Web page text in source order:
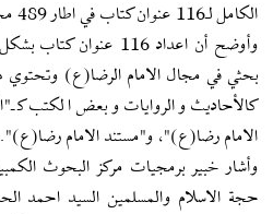
الكامل لـ116 عنوان كتاب في اطار 489 مجلداً باللغتين الفارسية والعربية.
وأوضح أن اعداد 116
بحثي في مجال الامام الرضا(ع) وتحتوي
كالأحاديث والروايات وبعض الكتب
الامام رضا(ع)"، و"مستند الامام رضا(ع)".
وأشار خبير برمجيات مركز البحوث
حجة الاسلام والمسلمين السيد احمد